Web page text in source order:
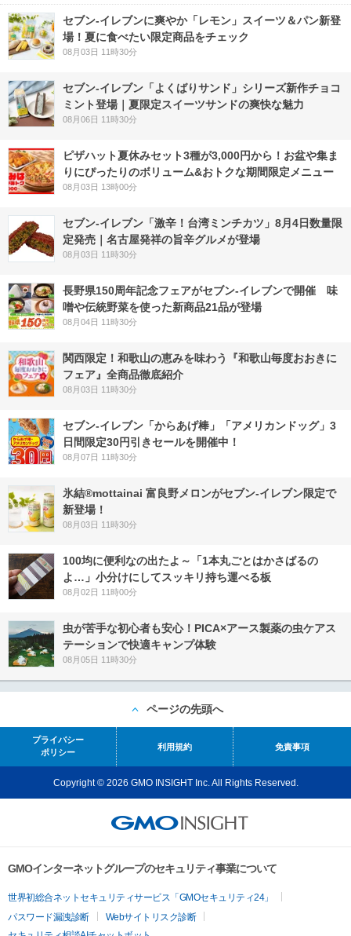
セブン‐イレブンに爽やか「レモン」スイーツ＆パン新登
場！夏に食べたい限定商品をチェック
08月03日 11時30分
セブン‐イレブン「よくばりサンド」シリーズ新作チョコ
ミント登場｜夏限定スイーツサンドの爽快な魅力
08月06日 11時30分
ピザハット夏休みセット3種が3,000円から！お盆や集ま
りにぴったりのボリューム&おトクな期間限定メニュー
08月03日 13時00分
セブン-イレブン「激辛！台湾ミンチカツ」8月4日数量限
定発売｜名古屋発祥の旨辛グルメが登場
08月03日 11時30分
長野県150周年記念フェアがセブン-イレブンで開催 味
噌や伝統野菜を使った新商品21品が登場
08月04日 11時30分
関西限定！和歌山の恵みを味わう『和歌山毎度おおきに
フェア』全商品徹底紹介
08月03日 11時30分
セブン‐イレブン「からあげ棒」「アメリカンドッグ」3
日間限定30円引きセールを開催中！
08月07日 11時30分
氷結®mottainai 富良野メロンがセブン‐イレブン限定で
新登場！
08月03日 11時30分
100均に便利なの出たよ～「1本丸ごとはかさばるの
よ…」小分けにしてスッキリ持ち運べる板
08月02日 11時00分
虫が苦手な初心者も安心！PICA×アース製薬の虫ケアス
テーションで快適キャンプ体験
08月05日 11時30分
ページの先頭へ
プライバシー
ポリシー
利用規約 免責事項
Copyright © 2026 GMO INSIGHT Inc. All Rights Reserved.
GMOインターネットグループのセキュリティ事業について
世界初総合ネットセキュリティサービス「GMOセキュリティ24」
パスワード漏洩診断
Webサイトリスク診断